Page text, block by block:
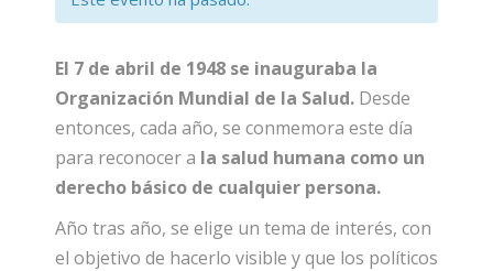
El 7 de abril de 1948 se inauguraba la
Organización Mundial de la Salud. Desde
entonces, cada año, se conmemora este día
para reconocer a la salud humana como un
derecho básico de cualquier persona.
Año tras año, se elige un tema de interés, con
el objetivo de hacerlo visible y que los políticos